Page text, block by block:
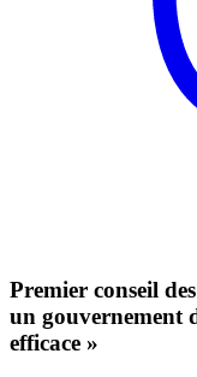
Premier conseil
un gouvernement
efficace »